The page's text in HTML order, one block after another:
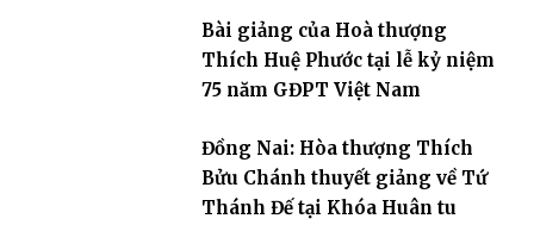
Bài giảng của Hoà thượng
Thích Huệ Phước tại lễ kỷ niệm
75 năm GĐPT Việt Nam
Đồng Nai: Hòa thượng Thích
Bửu Chánh thuyết giảng về Tứ
Thánh Đế tại Khóa Huân tu